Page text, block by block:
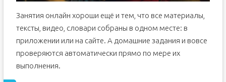
Занятия онлайн хороши ещё и тем, что все материалы,
тексты, видео, словари собраны в одном месте: в
приложении или на сайте. А домашние задания и вовсе
проверяются автоматически прямо по мере их
выполнения.